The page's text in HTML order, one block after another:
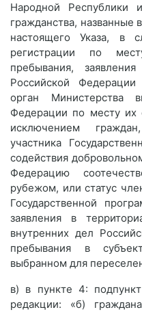
Народной Республики
гражданства, названные
настоящего Указа, в
регистрации по
пребывания,
Российской
орган Министерства
Федерации по месту их
исключением
участника
содействия
Федерацию
рубежом, или статус
Государственной
заявления в
внутренних дел
пребывания в
выбранном для
в) в пункте 4:
редакции: «б)